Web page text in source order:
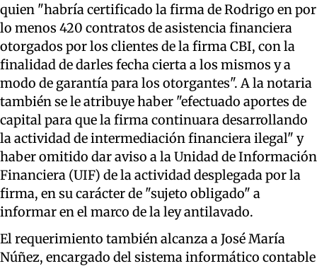
quien "habría certificado la firma de Rodrigo en por
lo menos 420 contratos de asistencia financiera
otorgados por los clientes de la firma CBI, con la
finalidad de darles fecha cierta a los mismos y a
modo de garantía para los otorgantes". A la notaria
también se le atribuye haber "efectuado aportes de
capital para que la firma continuara desarrollando
la actividad de intermediación financiera ilegal" y
haber omitido dar aviso a la Unidad de Información
Financiera (UIF) de la actividad desplegada por la
firma, en su carácter de "sujeto obligado" a
informar en el marco de la ley antilavado.
El requerimiento también alcanza a José María
Núñez, encargado del sistema informático contable